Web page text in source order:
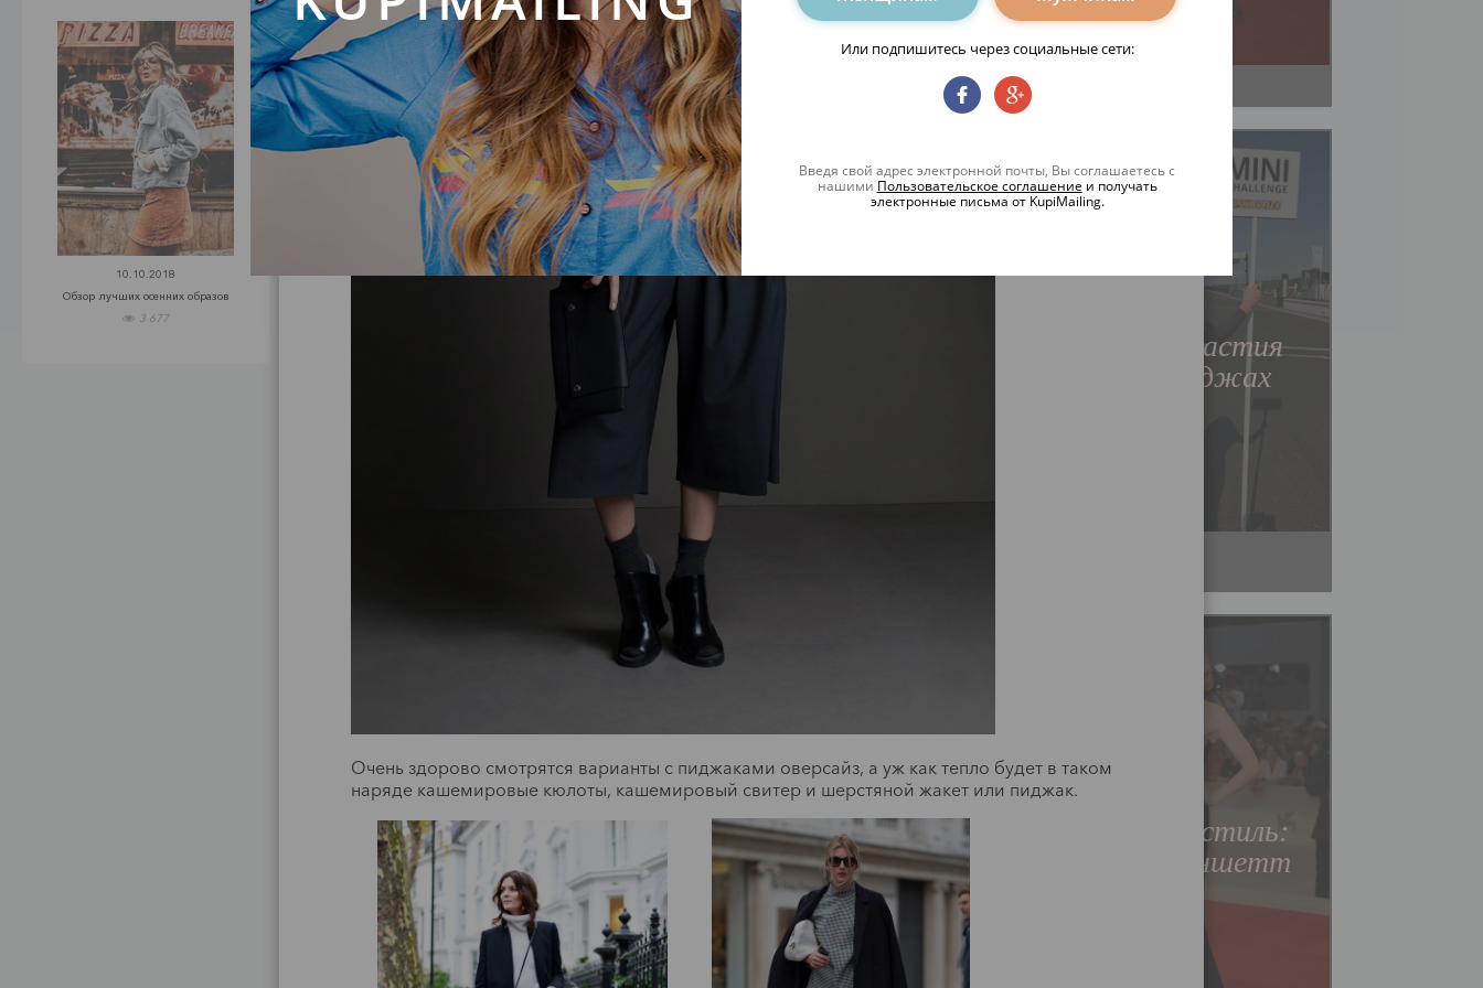
10.10.2018
Обзор лучших осенних образов
3 677
Кети Байрон
Польза участия
в Челленджах
Полезные сладости
17.10.2018
Чем заменить калорийные
пирожные и шоколадки
Читать
Мода
Обзор лучших
осенних образов
Читать
Звездный стиль:
Кейт Бланшетт
Или подпишитесь через социальные сети:
Введя свой адрес электронной почты, Вы соглашаетесь с
нашими Пользовательское соглашение и получать
электронные письма от KupiMailing.
Очень здорово смотрятся варианты с пиджаками оверсайз, а уж как тепло будет в таком
наряде кашемировые кюлоты, кашемировый свитер и шерстяной жакет или пиджак.